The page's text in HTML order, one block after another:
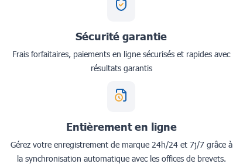
Sécurité garantie
Frais forfaitaires, paiements en ligne sécurisés et rapides avec
résultats garantis
Entièrement en ligne
Gérez votre enregistrement de marque 24h/24 et 7j/7 grâce à
la synchronisation automatique avec les offices de brevets.